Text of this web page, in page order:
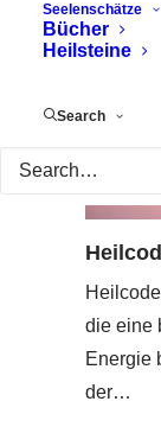
Seelenschätze
Bücher
Heilsteine
Search
die eine
Energie
der…